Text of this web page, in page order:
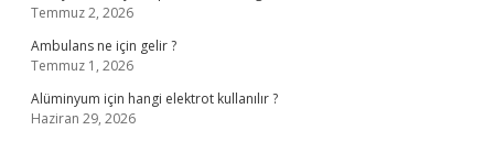
Temmuz 2, 2026
Ambulans ne için gelir ?
Temmuz 1, 2026
Alüminyum için hangi elektrot kullanılır ?
Haziran 29, 2026